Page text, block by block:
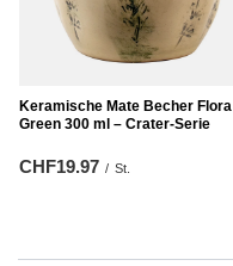
Keramische Mate Becher Flora
Green 300 ml – Crater-Serie
CHF19.97 / St.